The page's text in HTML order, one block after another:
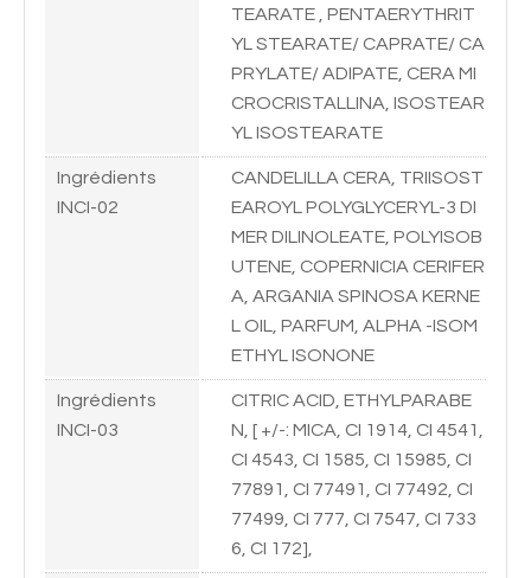
TEARATE , PENTAERYTHRIT
YL STEARATE/ CAPRATE/ CA
PRYLATE/ ADIPATE, CERA MI
CROCRISTALLINA, ISOSTEAR
YL ISOSTEARATE
Ingrédients
INCI-02
CANDELILLA CERA, TRIISOST
EAROYL POLYGLYCERYL-3 DI
MER DILINOLEATE, POLYISOB
UTENE, COPERNICIA CERIFER
A, ARGANIA SPINOSA KERNE
L OIL, PARFUM, ALPHA -ISOM
ETHYL ISONONE
Ingrédients
INCI-03
CITRIC ACID, ETHYLPARABE
N, [ +/-: MICA, CI 1914, CI 4541,
CI 4543, CI 1585, CI 15985, CI
77891, CI 77491, CI 77492, CI
77499, CI 777, CI 7547, CI 733
6, CI 172],